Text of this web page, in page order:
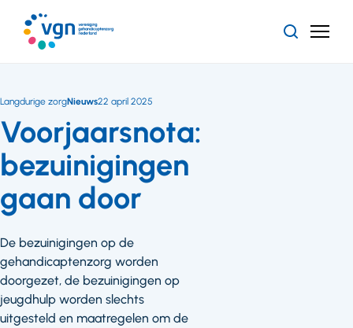
naar
hoofdinhoud
ZoekenMenu
Voorjaarsnota:
bezuinigingen
gaan door
Langdurige zorgNieuws22 april 2025
De bezuinigingen op de
gehandicaptenzorg worden
doorgezet, de bezuinigingen op
jeugdhulp worden slechts
uitgesteld en maatregelen om de